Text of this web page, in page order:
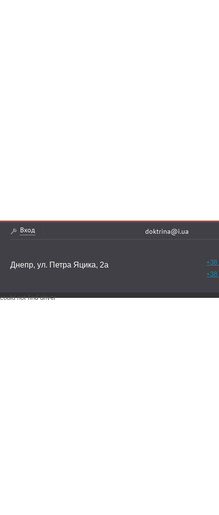
Вход doktrina@i.ua
Днепр, ул. Петра Яцика, 2а
+38
+38
could not find driver